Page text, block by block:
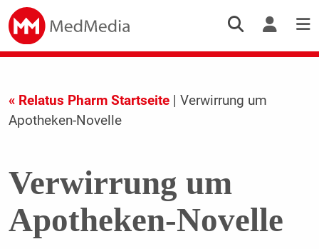
« Relatus Pharm Startseite| Verwirrung um
Apotheken-Novelle
Verwirrung um
Apotheken-Novelle